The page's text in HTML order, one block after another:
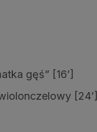
gęś” [16’]
[24’]